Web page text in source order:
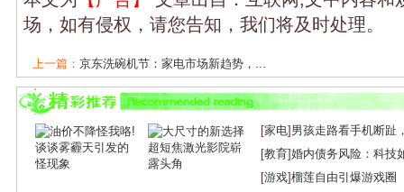
场，如有侵权，请您告知，我们将及时处理。
上一篇： 京东洗碗机节：家电市场新趋势，...
下一篇：京瓷品牌：从传统到现代的华丽蜕...
[家电] 男孩走路看手机断趾
[教育]婚内债务风险：科技
[游戏]榴莲自由引爆游戏圈